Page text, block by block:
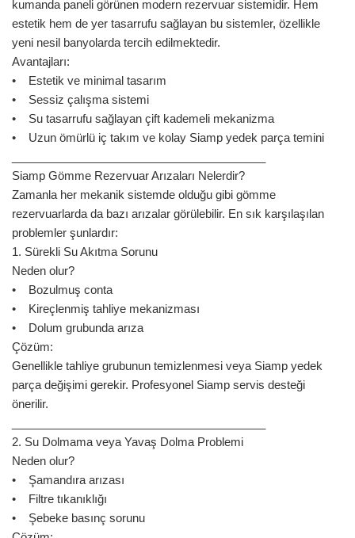
kumanda paneli görünen modern rezervuar sistemidir. Hem
estetik hem de yer tasarrufu sağlayan bu sistemler, özellikle
yeni nesil banyolarda tercih edilmektedir.
Avantajları:
• Estetik ve minimal tasarım
• Sessiz çalışma sistemi
• Su tasarrufu sağlayan çift kademeli mekanizma
• Uzun ömürlü iç takım ve kolay Siamp yedek parça temini
Siamp Gömme Rezervuar Arızaları Nelerdir?
Zamanla her mekanik sistemde olduğu gibi gömme
rezervuarlarda da bazı arızalar görülebilir. En sık karşılaşılan
problemler şunlardır:
1. Sürekli Su Akıtma Sorunu
Neden olur?
• Bozulmuş conta
• Kireçlenmiş tahliye mekanizması
• Dolum grubunda arıza
Çözüm:
Genellikle tahliye grubunun temizlenmesi veya Siamp yedek
parça değişimi gerekir. Profesyonel Siamp servis desteği
önerilir.
2. Su Dolmama veya Yavaş Dolma Problemi
Neden olur?
• Şamandıra arızası
• Filtre tıkanıklığı
• Şebeke basınç sorunu